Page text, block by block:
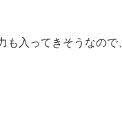
も入ってきそうなの